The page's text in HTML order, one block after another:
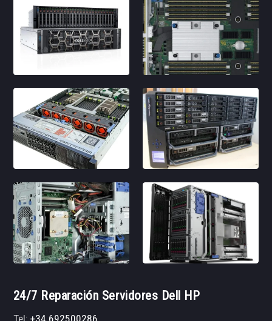
24/7 Reparación Servidores Dell HP
Tel:+34 692500286